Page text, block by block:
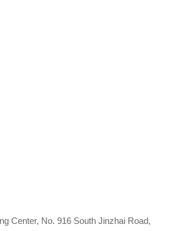
Center, No. 916 South Jinzhai Road,